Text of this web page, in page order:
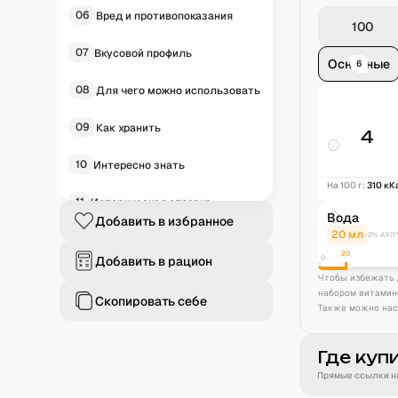
06 Вред и противопоказания
07 Вкусовой профиль
08 Для чего можно использовать
09 Как хранить
10 Интересно знать
11 Историческая справка
Добавить в избранное
Добавить в рацион
Скопировать себе
Основные
6
4
На 100 г: 310
Вода
20 мл 2% АУП*
0 20
Чтобы избежать
набором
Также можно
Где
Прямые ссылки